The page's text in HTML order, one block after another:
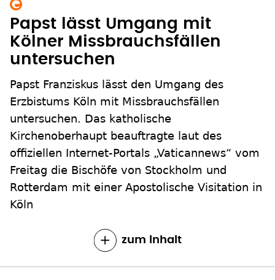
Papst lässt Umgang mit
Kölner Missbrauchsfällen
untersuchen
Papst Franziskus lässt den Umgang des
Erzbistums Köln mit Missbrauchsfällen
untersuchen. Das katholische
Kirchenoberhaupt beauftragte laut des
offiziellen Internet-Portals „Vaticannews“ vom
Freitag die Bischöfe von Stockholm und
Rotterdam mit einer Apostolische Visitation in
Köln
zum Inhalt